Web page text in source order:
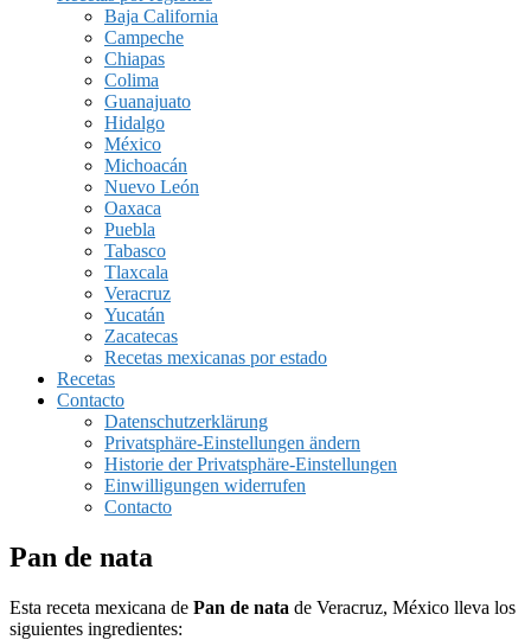
Baja California
Campeche
Chiapas
Colima
Guanajuato
Hidalgo
México
Michoacán
Nuevo León
Oaxaca
Puebla
Tabasco
Tlaxcala
Veracruz
Yucatán
Zacatecas
Recetas mexicanas por estado
Recetas
Contacto
Datenschutzerklärung
Privatsphäre-Einstellungen ändern
Historie der Privatsphäre-Einstellungen
Einwilligungen widerrufen
Contacto
Pan de nata
Esta receta mexicana de Pan de nata de Veracruz, México lleva los
siguientes ingredientes: